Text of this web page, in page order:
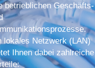
betrieblichen Geschäfts-
lokales Netzwerk (LAN)
Ihnen dabei zahlreiche